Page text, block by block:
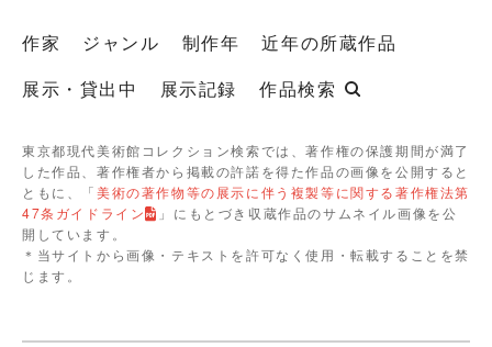
作家 ジャンル 制作年
近年の所蔵作品
展示・貸出中
展示記録 作品検索
東京都現代美術館コレクション検索では、著作権の保護期間が満了
した作品、著作権者から掲載の許諾を得た作品の画像を公開すると
ともに、「美術の著作物等の展示に伴う複製等に関する著作権法第
47条ガイドライン
」にもとづき収蔵作品のサムネイル画像を公
開しています。
＊当サイトから画像・テキストを許可なく使用・転載することを禁
じます。